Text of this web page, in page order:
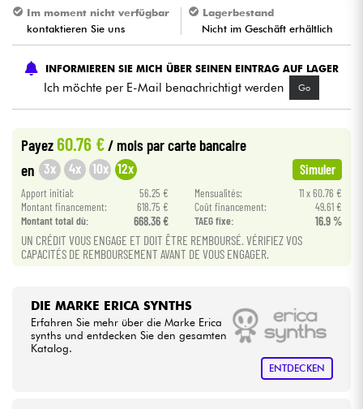
Violinen & Quartett
Kinder
HiFi
Bundle
Sehen Sie sich unsere Marken an
Im moment nicht verfügbar
kontaktieren Sie uns
Lagerbestand
Nicht im Geschäft erhältlich
INFORMIEREN SIE MICH ÜBER SEINEN EINTRAG AUF LAGER
Ich möchte per E-Mail benachrichtigt werden Go
Payez60.76 €/ mois par carte bancaire
en 3x 4x 10x 12x Simuler
Apport initial: 56.25 € Mensualités:
11 x 60.76 €
Montant financement:
618.75 € Coût financement:
49.61 €
Montant total dù:
668.36 € TAEG fixe: 16.9 %
UN CRÉDIT VOUS ENGAGE ET DOIT ÊTRE REMBOURSÉ. VÉRIFIEZ VOS
CAPACITÉS DE REMBOURSEMENT AVANT DE VOUS ENGAGER.
DIE MARKE ERICA SYNTHS
Erfahren Sie mehr über die Marke Erica
synths und entdecken Sie den gesamten
Katalog.
ENTDECKEN